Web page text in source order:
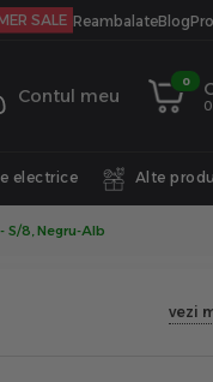
SALE ReambalateBlog
Contul meu
0
electrice Alte
S/8, Negru-Alb
vezi